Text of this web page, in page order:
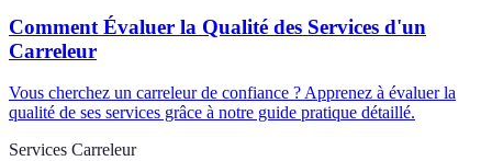
Comment Évaluer la Qualité des Services d'un
Carreleur
Vous cherchez un carreleur de confiance ? Apprenez à évaluer la
qualité de ses services grâce à notre guide pratique détaillé.
Services Carreleur